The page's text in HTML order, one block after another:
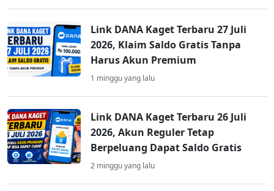
Link DANA Kaget Terbaru 27 Juli
2026, Klaim Saldo Gratis Tanpa
Harus Akun Premium
1 minggu yang lalu
Link DANA Kaget Terbaru 26 Juli
2026, Akun Reguler Tetap
Berpeluang Dapat Saldo Gratis
2 minggu yang lalu